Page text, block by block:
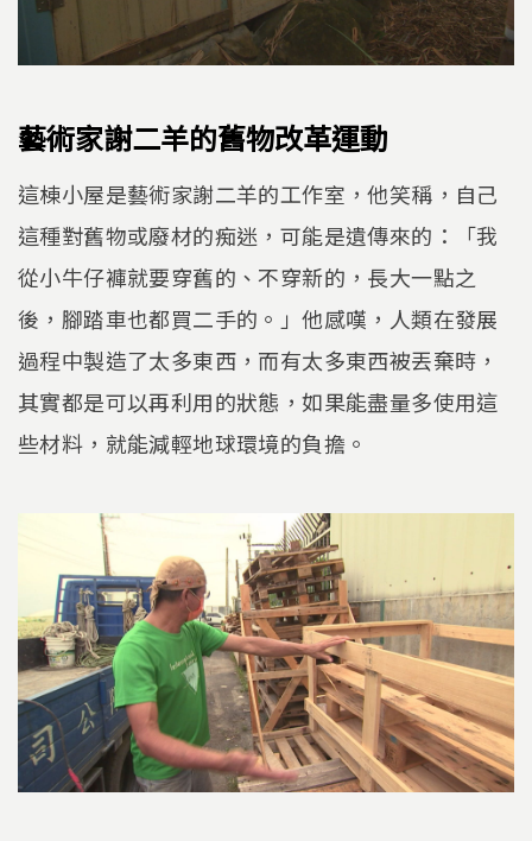
藝術家謝二羊的舊物改革運動
這棟小屋是藝術家謝二羊的工作室，他笑稱，自己
這種對舊物或廢材的痴迷，可能是遺傳來的：「我
從小牛仔褲就要穿舊的、不穿新的，長大一點之
後，腳踏車也都買二手的。」他感嘆，人類在發展
過程中製造了太多東西，而有太多東西被丟棄時，
其實都是可以再利用的狀態，如果能盡量多使用這
些材料，就能減輕地球環境的負擔。